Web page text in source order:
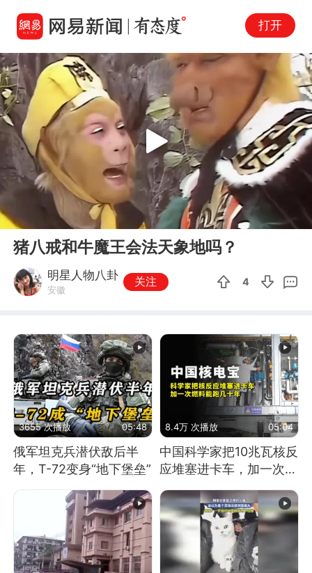
打开
00:00 00:37
Play
猪八戒和牛魔王会法天象地吗？
明星人物八卦
安徽
关注 4
3655 次播放 05:48
俄军坦克兵潜伏敌后半
年，T-72变身“地下堡垒”
8.4万 次播放 05:04
中国科学家把10兆瓦核反
应堆塞进卡车，加一次燃
料能跑几十年